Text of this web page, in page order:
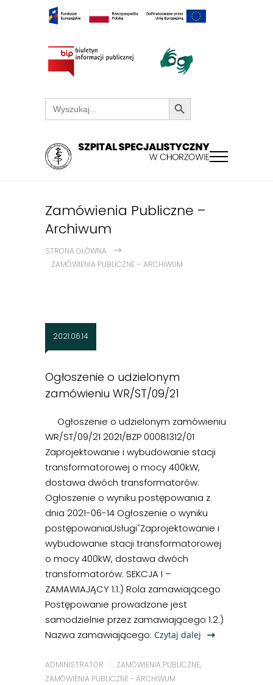
Search
for:
Search Button
Zamówienia Publiczne –
Archiwum
STRONA GŁÓWNA
ZAMÓWIENIA PUBLICZNE – ARCHIWUM
2021.06.14
Ogłoszenie o udzielonym
zamówieniu WR/ST/09/21
Ogłoszenie o udzielonym zamówieniu
WR/ST/09/21 2021/BZP 00081312/01
Zaprojektowanie i wybudowanie stacji
transformatorowej o mocy 400kW,
dostawa dwóch transformatorów.
Ogłoszenie o wyniku postępowania z
dnia 2021-06-14 Ogłoszenie o wyniku
postępowaniaUsługi˜Zaprojektowanie i
wybudowanie stacji transformatorowej
o mocy 400kW, dostawa dwóch
transformatorów. SEKCJA I –
ZAMAWIAJĄCY 1.1.) Rola zamawiającego
Postępowanie prowadzone jest
samodzielnie przez zamawiającego 1.2.)
Nazwa zamawiającego: Czytaj dalej
ADMINISTRATOR ZAMÓWIENIA PUBLICZNE,
ZAMÓWIENIA PUBLICZNE - ARCHIWUM